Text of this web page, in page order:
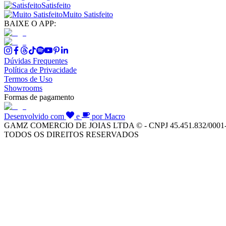
Satisfeito
Muito Satisfeito
BAIXE O APP:
Dúvidas Frequentes
Política de Privacidade
Termos de Uso
Showrooms
Formas de pagamento
Desenvolvido com e
por Macro
GAMZ COMERCIO DE JOIAS LTDA © - CNPJ 45.451.832/
TODOS OS DIREITOS RESERVADOS